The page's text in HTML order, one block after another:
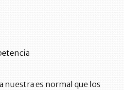
nuestra es normal que los